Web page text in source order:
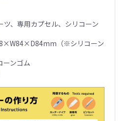
、専用カプセル、シリコーン
（※シリコーン
ーンゴム